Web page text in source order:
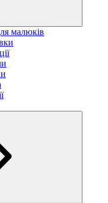
малюків